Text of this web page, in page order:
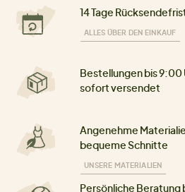
14 Tage
ALLES ÜBER DEN EINKAUF
Bestellungen bis 9:00
sofort versendet
Angenehme
bequeme Schnitte
UNSERE MATERIALIEN
Persönliche Beratung